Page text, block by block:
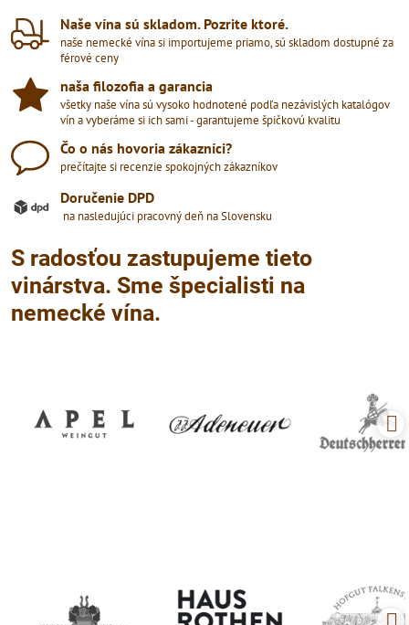
Naše vína sú skladom​. Pozrite ktoré​.
naše nemecké vína si importujeme priamo, sú skladom dostupné za
férové ceny
naša filozofia a garancia
všetky naše vína sú vysoko hodnotené podľa nezávislých katalógov
vín a vyberáme si ich sami - garantujeme špičkovú kvalitu
Čo o nás hovoria zákazníci?
prečítajte si recenzie spokojných zákazníkov
Doručenie DPD
na nasledujúci pracovný deň na Slovensku
S radosťou zastupujeme tieto
vinárstva. Sme špecialisti na
nemecké vína.